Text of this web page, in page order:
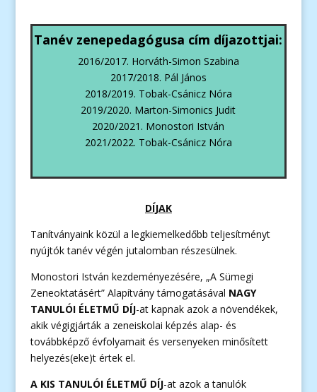
Tanév zenepedagógusa cím díjazottjai:
2016/2017. Horváth-Simon Szabina
2017/2018. Pál János
2018/2019. Tobak-Csánicz Nóra
2019/2020. Marton-Simonics Judit
2020/2021. Monostori István
2021/2022. Tobak-Csánicz Nóra
DÍJAK
Tanítványaink közül a legkiemelkedőbb teljesítményt
nyújtók tanév végén jutalomban részesülnek.
Monostori István kezdeményezésére, „A Sümegi
Zeneoktatásért” Alapítvány támogatásával NAGY
TANULÓI ÉLETMŰ DÍJ-at kapnak azok a növendékek,
akik végigjárták a zeneiskolai képzés alap- és
továbbképző évfolyamait és versenyeken minősített
helyezés(eke)t értek el.
A KIS TANULÓI ÉLETMŰ DÍJ-at azok a tanulók